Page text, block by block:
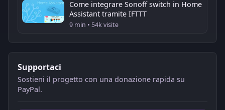
Come integrare Sonoff switch in Home
Assistant tramite IFTTT
9 min • 54k visite
Supportaci
Sostieni il progetto con una donazione rapida su
PayPal.